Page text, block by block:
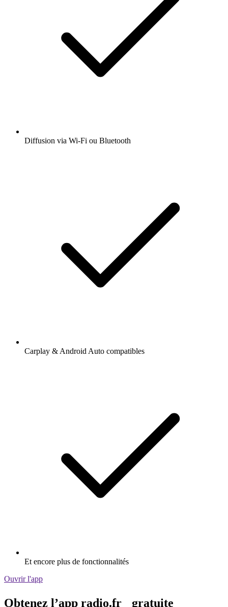
Diffusion via Wi-Fi ou Bluetooth
Carplay & Android Auto compatibles
Et encore plus de fonctionnalités
Ouvrir l'app
Obtenez l’app radio.fr gratuite